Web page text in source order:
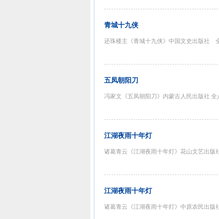
青城十九侠
还珠楼主《青城十九侠》中国文史出版社
五凤朝阳刀
冯家文《五凤朝阳刀》内蒙古人民出版社 全
江湖夜雨十年灯
诸葛青云《江湖夜雨十年灯》花山文艺出版
江湖夜雨十年灯
诸葛青云《江湖夜雨十年灯》中原农民出版